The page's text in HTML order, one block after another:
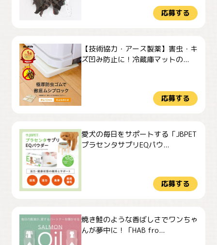
応募する
【技術協力・アース製薬】害虫・キ
ズ凹み防止に！冷蔵庫マットの...
応募する
愛犬の毎日をサポートする「JBPET
プラセンタサプリEQパウ...
応募する
焼き鮭のような香ばしさでワンちゃ
んが夢中に！「HAB fro...